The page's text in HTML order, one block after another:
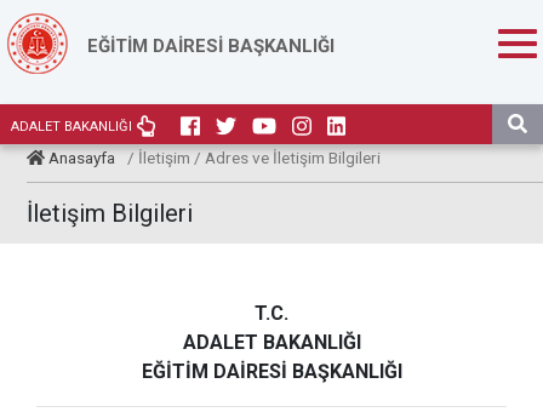
EĞİTİM DAİRESİ BAŞKANLIĞI
ADALET BAKANLIĞI
Anasayfa / İletişim / Adres ve İletişim Bilgileri
İletişim Bilgileri
T.C.
ADALET BAKANLIĞI
EĞİTİM DAİRESİ BAŞKANLIĞI